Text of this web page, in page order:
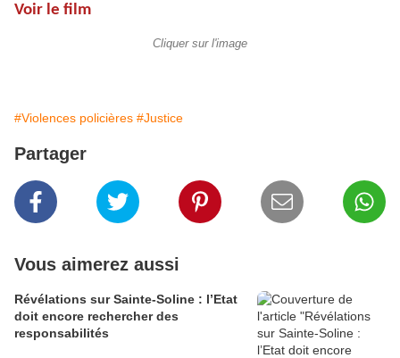
Voir le film
Cliquer sur l'image
#Violences policières #Justice
Partager
Vous aimerez aussi
Révélations sur Sainte-Soline : l’Etat
doit encore rechercher des
responsabilités